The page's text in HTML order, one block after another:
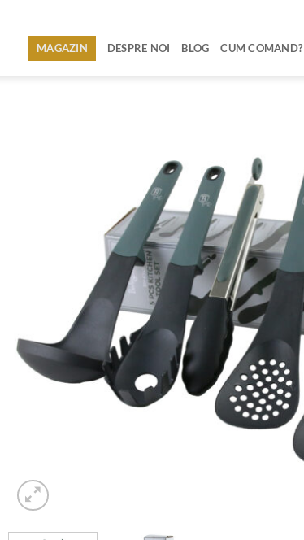
MAGAZIN DESPRE NOI BLOG CUM COMAND?